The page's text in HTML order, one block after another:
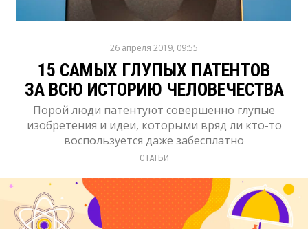
26 апреля 2019, 09:55
15 САМЫХ ГЛУПЫХ ПАТЕНТОВ
ЗА ВСЮ ИСТОРИЮ ЧЕЛОВЕЧЕСТВА
Порой люди патентуют совершенно глупые
изобретения и идеи, которыми вряд ли кто-то
воспользуется даже забесплатно
СТАТЬИ